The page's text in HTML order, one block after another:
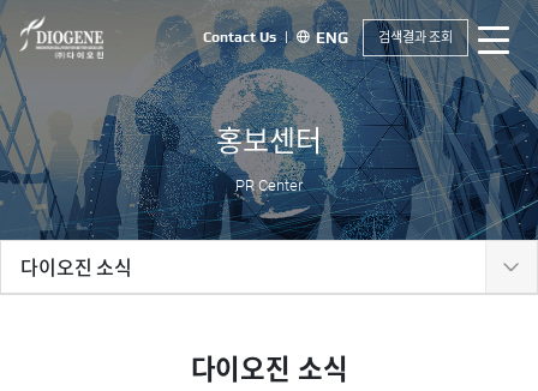
Contact Us ENG 검색결과 조회
홍보센터
PR Center
다이오진 소식
다이오진 소식